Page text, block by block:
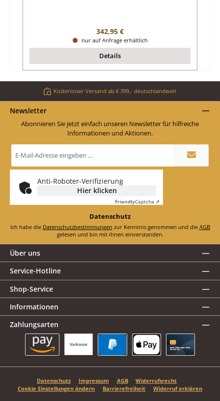
Regulärer Preis:
342,95 €
nur auf Anfrage erhältlich
Details
Kostenloser Versand ab € 399,- deutschlandweit
Newsletter
Abonnieren Sie jetzt einfach unseren Newsletter für hilfreiche
Informationen und Aktionen.
E-
Mail-
*
Anti-Roboter-Verifizierung
Hier klicken
FriendlyCaptcha ⇗
Datenschutz
Ich habe die Datenschutzbestimmungen zur Kenntnis genommen und die AGB
gelesen und bin mit ihnen einverstanden.
Über uns
Service-Hotline
Shop-Service
Informationen
Zahlungsarten
Vorkasse
Datenschutz Impressum AGB
Widerrufsrecht
Cookie Einstellungen ändern
Barrierefreiheit Widerruf erklären